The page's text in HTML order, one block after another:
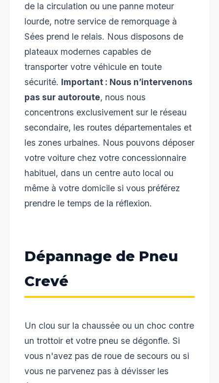
de la circulation ou une panne moteur
lourde, notre service de remorquage à
Sées prend le relais. Nous disposons de
plateaux modernes capables de
transporter votre véhicule en toute
sécurité. Important : Nous n’intervenons
pas sur autoroute, nous nous
concentrons exclusivement sur le réseau
secondaire, les routes départementales et
les zones urbaines. Nous pouvons déposer
votre voiture chez votre concessionnaire
habituel, dans un centre auto local ou
même à votre domicile si vous préférez
prendre le temps de la réflexion.
Dépannage de Pneu
Crevé
Un clou sur la chaussée ou un choc contre
un trottoir et votre pneu se dégonfle. Si
vous n'avez pas de roue de secours ou si
vous ne parvenez pas à dévisser les